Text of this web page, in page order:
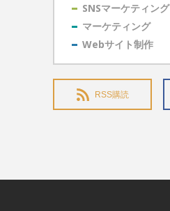
SNSマーケティング
マーケティング
Webサイト制作
RSS購読